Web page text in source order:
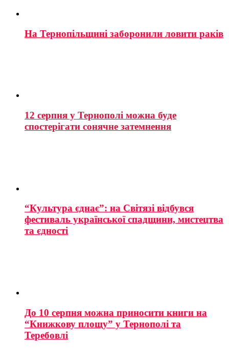
На Тернопільщині заборонили ловити раків
12 серпня у Тернополі можна буде
спостерігати сонячне затемнення
“Культура єднає”: на Світязі відбувся
фестиваль української спадщини, мистецтва
та єдності
До 10 серпня можна приносити книги на
“Книжкову площу” у Тернополі та
Теребовлі